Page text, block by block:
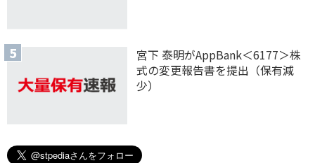
宮下 泰明がAppBank＜6177＞株
式の変更報告書を提出（保有減
少）